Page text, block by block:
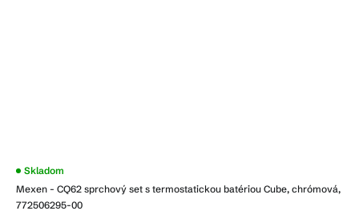
Mexen - CQ62 sprchový set s termostatickou batériou Cube, chrómová,
772506295-00
Priemerné
produktu
je
Skladom